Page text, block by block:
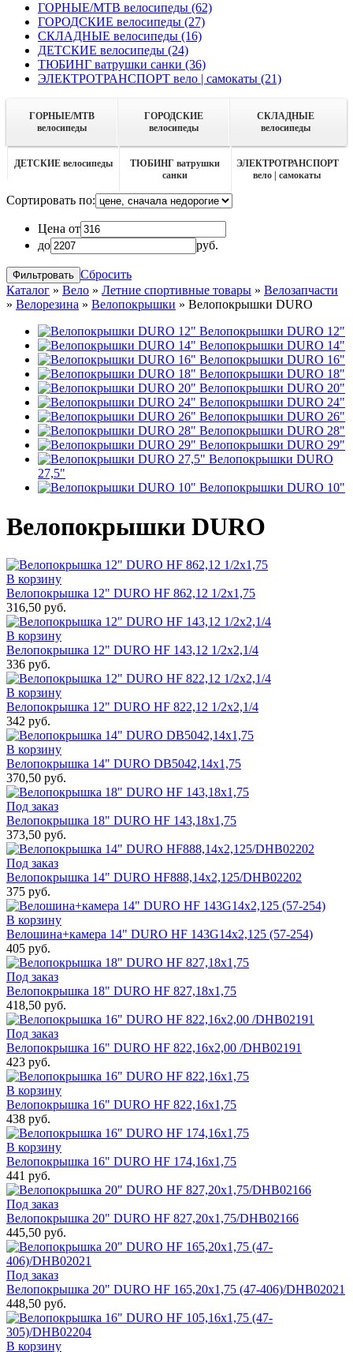
ГОРНЫЕ/MTB велосипеды (62)
ГОРОДСКИЕ велосипеды (27)
СКЛАДНЫЕ велосипеды (16)
ДЕТСКИЕ велосипеды (24)
ТЮБИНГ ватрушки санки (36)
ЭЛЕКТРОТРАНСПОРТ вело | самокаты (21)
ГОРНЫЕ/MTB
велосипеды
ГОРОДСКИЕ
велосипеды
СКЛАДНЫЕ
велосипеды
ДЕТСКИЕ велосипеды
ТЮБИНГ ватрушки
санки
ЭЛЕКТРОТРАНСПОРТ
вело | самокаты
Сортировать по:
Цена от
до
руб.
Сбросить
Каталог » Вело » Летние спортивные товары » Велозапчасти
» Велорезина » Велопокрышки » Велопокрышки DURO
Велопокрышки DURO 12"
Велопокрышки DURO 14"
Велопокрышки DURO 16"
Велопокрышки DURO 18"
Велопокрышки DURO 20"
Велопокрышки DURO 24"
Велопокрышки DURO 26"
Велопокрышки DURO 28"
Велопокрышки DURO 29"
Велопокрышки DURO
27,5"
Велопокрышки DURO 10"
Велопокрышки DURO
В корзину
Велопокрышка 12" DURO HF 862,12 1/2х1,75
316,50 руб.
В корзину
Велопокрышка 12" DURO HF 143,12 1/2x2,1/4
336 руб.
В корзину
Велопокрышка 12" DURO HF 822,12 1/2х2,1/4
342 руб.
В корзину
Велопокрышка 14" DURO DB5042,14x1,75
370,50 руб.
Под заказ
Велопокрышка 18" DURO HF 143,18x1,75
373,50 руб.
Под заказ
Велопокрышка 14" DURO HF888,14x2,125/DHB02202
375 руб.
В корзину
Велошина+камера 14" DURO HF 143G14х2,125 (57-254)
405 руб.
Под заказ
Велопокрышка 18" DURO HF 827,18x1,75
418,50 руб.
Под заказ
Велопокрышка 16" DURO HF 822,16x2,00 /DHB02191
423 руб.
В корзину
Велопокрышка 16" DURO HF 822,16x1,75
438 руб.
В корзину
Велопокрышка 16" DURO HF 174,16x1,75
441 руб.
Под заказ
Велопокрышка 20" DURO HF 827,20x1,75/DHB02166
445,50 руб.
Под заказ
Велопокрышка 20" DURО HF 165,20x1,75 (47-406)/DНB02021
448,50 руб.
В корзину